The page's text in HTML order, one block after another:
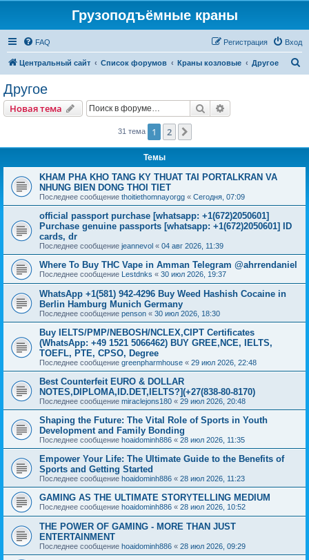
Грузоподъёмные краны
FAQ Вход
Регистрация
Центральный сайт Список форумов Краны козловые Другое
Другое
Новая тема Поиск
31 тема 1 2
Темы
KHAM PHA KHO TANG KY THUAT TAI PORTALKRAN VA
NHUNG BIEN DONG THOI TIET
Последнее сообщение thoitiethomnayorgg « Сегодня, 07:09
official passport purchase [whatsapp: +1(672)2050601]
Purchase genuine passports [whatsapp: +1(672)2050601] ID
cards, dr
Последнее сообщение jeannevol « 04 авг 2026, 11:39
Where To Buy THC Vape in Amman Telegram @ahrrendaniel
Последнее сообщение Lestdnks « 30 июл 2026, 19:37
WhatsApp +1(581) 942-4296 Buy Weed Hashish Cocaine in
Berlin Hamburg Munich Germany
Последнее сообщение penson « 30 июл 2026, 18:30
Buy IELTS/PMP/NEBOSH/NCLEX,CIPT Certificates
(WhatsApp: +49 1521 5066462) BUY GREE,NCE, IELTS,
TOEFL, PTE, CPSO, Degree
Последнее сообщение greenpharmhouse « 29 июл 2026, 22:48
Best Counterfeit EURO & DOLLAR
NOTES,DIPLOMA,ID.DET,IELTS?](+27(838-80-8170)
Последнее сообщение miraclejons180 « 29 июл 2026, 20:48
Shaping the Future: The Vital Role of Sports in Youth
Development and Family Bonding
Последнее сообщение hoaidominh886 « 28 июл 2026, 11:35
Empower Your Life: The Ultimate Guide to the Benefits of
Sports and Getting Started
Последнее сообщение hoaidominh886 « 28 июл 2026, 11:23
GAMING AS THE ULTIMATE STORYTELLING MEDIUM
Последнее сообщение hoaidominh886 « 28 июл 2026, 10:52
THE POWER OF GAMING - MORE THAN JUST
ENTERTAINMENT
Последнее сообщение hoaidominh886 « 28 июл 2026, 09:29